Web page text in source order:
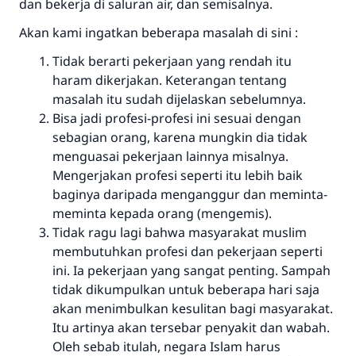
dan bekerja di saluran air, dan semisalnya.
Akan kami ingatkan beberapa masalah di sini :
Tidak berarti pekerjaan yang rendah itu
haram dikerjakan. Keterangan tentang
masalah itu sudah dijelaskan sebelumnya.
Bisa jadi profesi-profesi ini sesuai dengan
sebagian orang, karena mungkin dia tidak
menguasai pekerjaan lainnya misalnya.
Mengerjakan profesi seperti itu lebih baik
baginya daripada menganggur dan meminta-
meminta kepada orang (mengemis).
Tidak ragu lagi bahwa masyarakat muslim
membutuhkan profesi dan pekerjaan seperti
ini. Ia pekerjaan yang sangat penting. Sampah
tidak dikumpulkan untuk beberapa hari saja
akan menimbulkan kesulitan bagi masyarakat.
Itu artinya akan tersebar penyakit dan wabah.
Oleh sebab itulah, negara Islam harus